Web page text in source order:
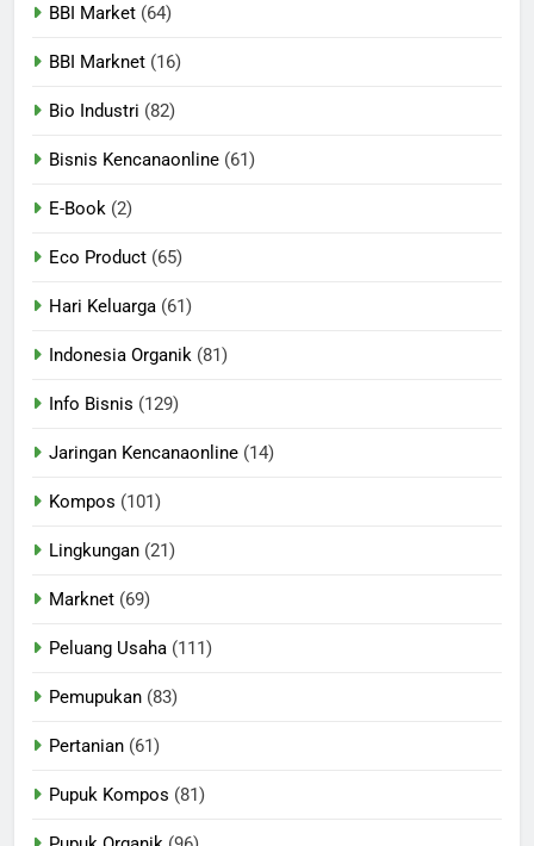
BBI Market (64)
BBI Marknet (16)
Bio Industri (82)
Bisnis Kencanaonline (61)
E-Book (2)
Eco Product (65)
Hari Keluarga (61)
Indonesia Organik (81)
Info Bisnis (129)
Jaringan Kencanaonline (14)
Kompos (101)
Lingkungan (21)
Marknet (69)
Peluang Usaha (111)
Pemupukan (83)
Pertanian (61)
Pupuk Kompos (81)